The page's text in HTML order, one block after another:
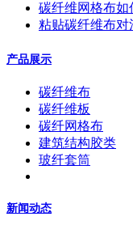
碳纤维网格布如
粘贴碳纤维布对
产品展示
碳纤维布
碳纤维板
碳纤网格布
建筑结构胶类
玻纤套筒
新闻动态